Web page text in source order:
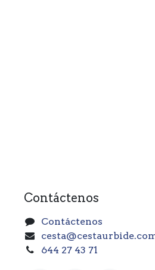
Contáctenos
Contáctenos
644 27 43 71